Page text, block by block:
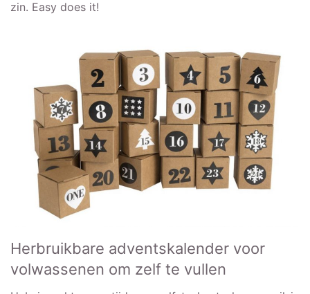
zin. Easy does it!
Herbruikbare adventskalender voor
volwassenen om zelf te vullen